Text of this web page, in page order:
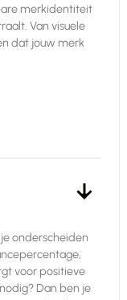
merkidentiteit
Van visuele
dat jouw merk
onderscheiden
voor positieve
Dan ben je